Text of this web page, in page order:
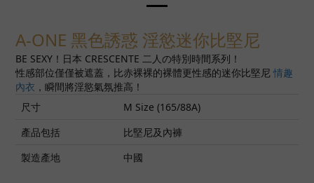
A-ONE 黑色誘惑 淫慾迷你比堅尼
BE SEXY！日本 CRESCENTE 二人の特別時間系列！
性感部位僅僅被遮蓋，比赤裸裸的裸體更性感的迷你比堅尼 情趣
內衣 ，瞬間將淫慾氣氛推高！
尺寸
M Size (165/88A)
產品包括
比堅尼及內褲
製造產地
中國